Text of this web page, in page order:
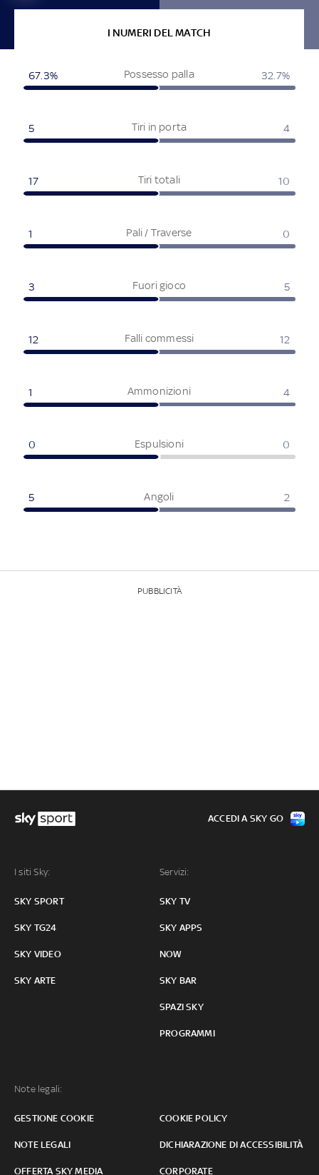
I NUMERI DEL MATCH
Possesso palla
67.3% 32.7%
Tiri in porta
5 4
Tiri totali
17 10
Pali / Traverse
1 0
Fuori gioco
3 5
Falli commessi
12 12
Ammonizioni
1 4
Espulsioni
0 0
Angoli
5 2
PUBBLICITÀ
I siti Sky:
SKY SPORT
SKY TG24
SKY VIDEO
SKY ARTE
Servizi:
SKY TV
SKY APPS
NOW
SKY BAR
SPAZI SKY
PROGRAMMI
Note legali:
GESTIONE COOKIE COOKIE POLICY
NOTE LEGALI DICHIARAZIONE DI ACCESSIBILITÀ
OFFERTA SKY MEDIA CORPORATE
ACCEDI A SKY GO